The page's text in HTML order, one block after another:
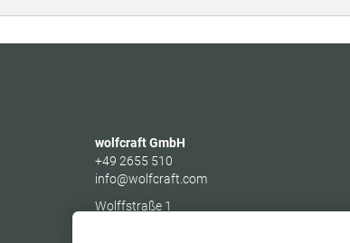
wolfcraft GmbH
+49 2655 510
info@wolfcraft.com
Wolffstraße 1